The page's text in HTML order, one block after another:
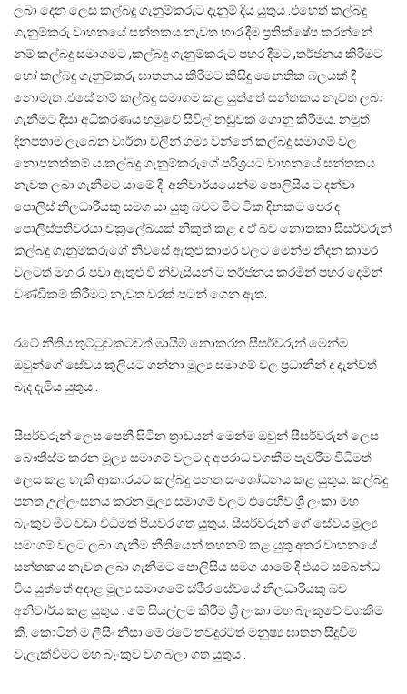
ලබා දෙන ලෙස කල්බදු ගැනුම්කරුට දැනුම් දිය යුතුය .එහෙත් කල්බදු
ගැනුම්කරු වාහනයේ සන්තකය නැවත භාර දීම ප්‍රතික්ෂේප කරන්නේ
නම් කල්බදු සමාගමට ,කල්බදු ගැනුම්කරුට පහර දීමට ,තර්ජනය කිරීමට
හෝ කල්බදු ගැනුම්කරු ඝාතනය කිරීමට කිසිදු නෛතික බලයක් දී
නොමැත .එසේ නම් කල්බදු සමාගම කළ යුත්තේ සන්තකය නැවත ලබා
ගැනීමට දිසා අධිකරණය හමුවේ සිවිල් නඩුවක් ගොනු කිරීමය. නමුත්
දිනපතාම ලැබෙන වාර්තා වලින් ගම්‍ය වන්නේ කල්බදු සමාගම් වල
නොපනත්කම්‍ ය.කල්බදු ගැනුම්කරුගේ පරිශ්‍රයට වාහනයේ සන්තකය
නැවත ලබා ගැනීමට යාමේ දී අනිවාර්යයෙන්ම පොලිසිය ට දන්වා
පොලිස් නිලධාරීයකු සමග යා යුතු බවට මීට ටික දිනකට පෙර ද
පොලිස්පතිවරයා චක්‍රලේඛයක් නිකුත් කළ ද ඒ බව නොතකා සීසර්වරුන්
කල්බදු ගැනුම්කරුගේ නිවසේ ඇතුළු කාමර වලට මෙන්ම නිදන කාමර
වලටත් මහ රෑ පවා ඇතුළු වී නිවැසියන් ට තර්ජනය කරමින් පහර දෙමින්
චණ්ඩිකම් කිරීමට නැවත වරක් පටන් ගෙන ඇත.
රටේ නීතිය තුට්ටුවකටවත් මායිම් නොකරන සීසර්වරුන් මෙන්ම
ඔවුන්ගේ සේවය කුලියට ගන්නා මූල්‍ය සමාගම් වල ප්‍රධානීන් ද දැන්වත්
බැද දැමිය යුතුය .
සීසර්වරුන් ලෙස පෙනී සිටින ත්‍රාඩයන් මෙන්ම ඔවුන් සීසර්වරුන් ලෙස
බෞතීස්ම කරන මූල්‍ය සමාගම් වලට ද අපරාධ වගකීම පැවරීම විධිමත්
ලෙස කළ හැකි ආකාරයට කල්බදු පනත සංශෝධනය කළ යුතුය. කල්බදු
පනත උල්ලංඝනය කරන මූල්‍ය සමාගම් වලට එරෙහිව ශ්‍රී ලංකා මහ
බැංකුව මීට වඩා විධිමත් පියවර ගත යුතුය. සීසර්වරුන් ගේ සේවය මූල්‍ය
සමාගම් වලට ලබා ගැනීම නීතියෙන් තහනම් කළ යුතු අතර වාහනයේ
සන්තකය නැවත ලබා ගැනීමට පොලිසිය සමග යාමේ දී එයට සම්බන්ධ
විය යුත්තේ අදාළ මූල්‍ය සමාගමේ ස්ථිර සේවයේ නිලධාරීයකු බව
අනිවාර්ය කළ යුතුය . මේ සියල්ලම කිරීම ශ්‍රී ලංකා මහ බැංකුවේ වගකීම
කි. කොටින් ම ලීසිං නිසා මේ රටේ තවදුරටත් මනුෂ්‍ය ඝාතන සිදුවීම
වැලැක්වීමට මහ බැංකුව වග බලා ගත යුතුය .